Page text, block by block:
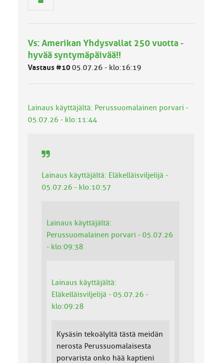
m
ä
u
a
:
Vs: Amerikan Yhdysvallat 250 vuotta -
hyvää syntymäpäivää!!
Vastaus #1005.07.26 - klo:16:19
Lainaus käyttäjältä: Perussuomalainen porvari -
05.07.26 - klo:11:44
Lainaus käyttäjältä: Eläkelläisviljelijä -
05.07.26 - klo:10:57
Lainaus käyttäjältä:
Perussuomalainen porvari - 05.07.26
- klo:09:38
Lainaus käyttäjältä:
Eläkelläisviljelijä - 05.07.26 -
klo:09:28
Kysäsin tekoälyltä tästä meidän
nerosta Perussuomalaisesta
porvarista onko hää kaptieni